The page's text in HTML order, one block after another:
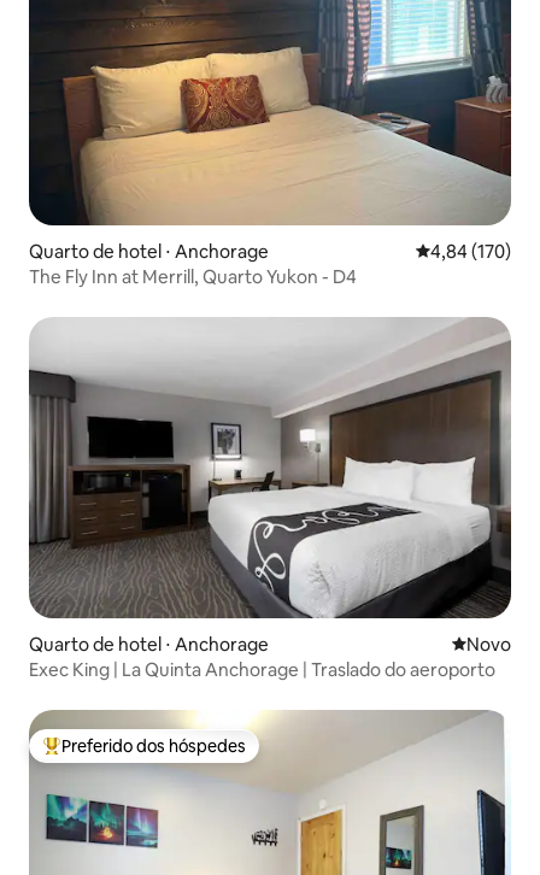
Quarto de hotel ⋅ Anchorage 4,84 de uma
4,84 (170)
The Fly Inn at Merrill, Quarto Yukon - D4
Quarto de hotel ⋅ Anchorage Novo
Novo
Exec King | La Quinta Anchorage | Traslado do aeroporto
Entre os melhores preferidos dos hóspedes
Preferido dos hóspedes